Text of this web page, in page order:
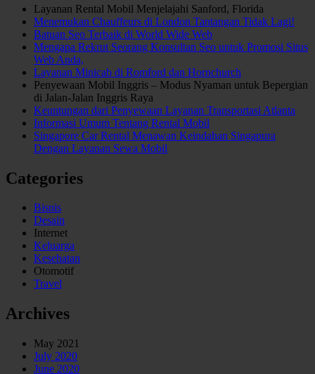
Layanan Rental Mobil Menjelajahi Sanford, Florida
Menemukan Chauffeurs di London Tantangan Tidak Lagi!
Batuan Seo Terbaik di World Wide Web
Mengapa Rekrut Seorang Konsultan Seo untuk Promosi Situs
Web Anda,
Layanan Minicab di Romford dan Hornchurch
Penyewaan Mobil Inggris – Modus Nyaman untuk Bepergian
di Jalan-Jalan Inggris Raya
Keuntungan dari Penyewaan Layanan Transportasi Atlanta
Informasi Umum Tentang Rental Mobil
Singapore Car Rental Menawan Keindahan Singapura
Dengan Layanan Sewa Mobil
Categories
Bisnis
Desain
Internet
Keluarga
Kesehatan
Otomotif
Travel
Archives
May 2021
July 2020
June 2020